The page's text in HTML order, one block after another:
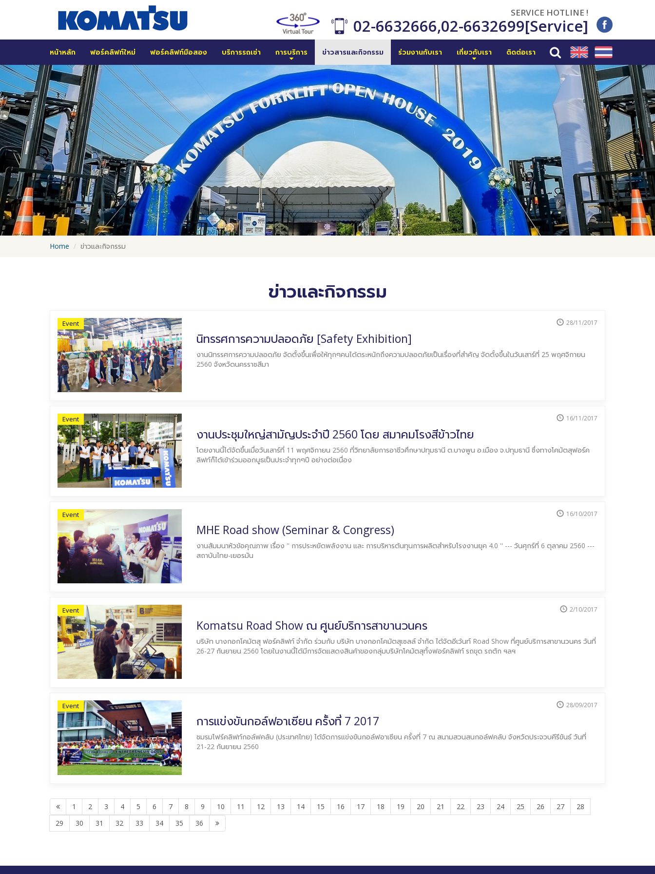
SERVICE HOTLINE !
02-6632666,02-6632699[Service]
หน้าหลัก ฟอร์คลิฟท์ใหม่ ฟอร์คลิฟท์มือสอง บริการรถเช่า การบริการ ข่าวสารและกิจกรรม ร่วมงานกับเรา เกี่ยวกับเรา ติดต่อเรา
Home ข่าวและกิจกรรม
ข่าวและกิจกรรม
Event 28/11/2017
นิทรรศการความปลอดภัย [Safety Exhibition]
งานนิทรรศการความปลอดภัย จัดตั้งขึ้นเพื่อให้ทุกๆคนได้ตระหนักถึงความปลอดภัยเป็นเรื่องที่สำคัญ จัดตั้งขึ้นในวันเสาร์ที่ 25 พฤศจิกายน
2560 จังหวัดนครราชสีมา
Event 16/11/2017
งานประชุมใหญ่สามัญประจำปี 2560 โดย สมาคมโรงสีข้าวไทย
โดยงานนี้ได้จัดขึ้นเมื่อวันเสาร์ที่ 11 พฤศจิกายน 2560 ที่วิทยาลัยการอาชีวศึกษาปทุมธานี ต.บางพูน อ.เมือง จ.ปทุมธานี ซึ่งทางโคมัตสุฟอร์ค
ลิฟท์ก็ได้เข้าร่วมออกบูธเป็นประจำทุกๆปี อย่างต่อเนื่อง
Event 16/10/2017
MHE Road show (Seminar & Congress)
งานสัมมนาหัวข้อคุณภาพ เรื่อง '' การประหยัดพลังงาน และ การบริหารต้นทุนการผลิตสำหรับโรงงานยุค 4.0 '' --- วันศุกร์ที่ 6 ตุลาคม 2560 ---
สถาบันไทย-เยอรมัน
Event 2/10/2017
Komatsu Road Show ณ ศูนย์บริการสาขานวนคร
บริษัท บางกอกโคมัตสุ ฟอร์คลิฟท์ จำกัด ร่วมกับ บริษัท บางกอกโคมัตสุเซลล์ จำกัด ได้จัดอีเว้นท์ Road Show ที่ศูนย์บริการสาขานวนคร วันที่
26-27 กันยายน 2560 โดยในงานนี้ได้มีการจัดแสดงสินค้าของกลุ่มบริษัทโคมัตสุทั้งฟอร์คลิฟท์ รถขุด รถตัก ฯลฯ
Event 28/09/2017
การแข่งขันกอล์ฟอาเซียน ครั้งที่ 7 2017
ชมรมโฟร์คลิฟท์กอล์ฟคลับ (ประเทศไทย) ได้จัดการแข่งขันกอล์ฟอาเซียน ครั้งที่ 7 ณ สนามสวนสนกอล์ฟคลับ จังหวัดประจวบคีรีขันธ์ วันที่
21-22 กันยายน 2560
1 2 3 4 5 6 7 8 9 10 11 12 13 14 15 16 17 18 19 20 21 22 23 24 25 26 27
28
29
30 31 32 33 34 35 36